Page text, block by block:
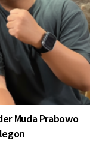
Muda Prabowo